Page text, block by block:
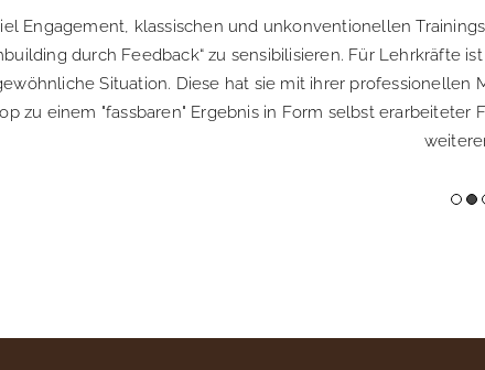
Engagement, klassischen und unkonventionellen
durch Feedback“ zu sensibilisieren. Für
Situation. Diese hat sie mit ihrer
zu einem "fassbaren" Ergebnis in Form selbst